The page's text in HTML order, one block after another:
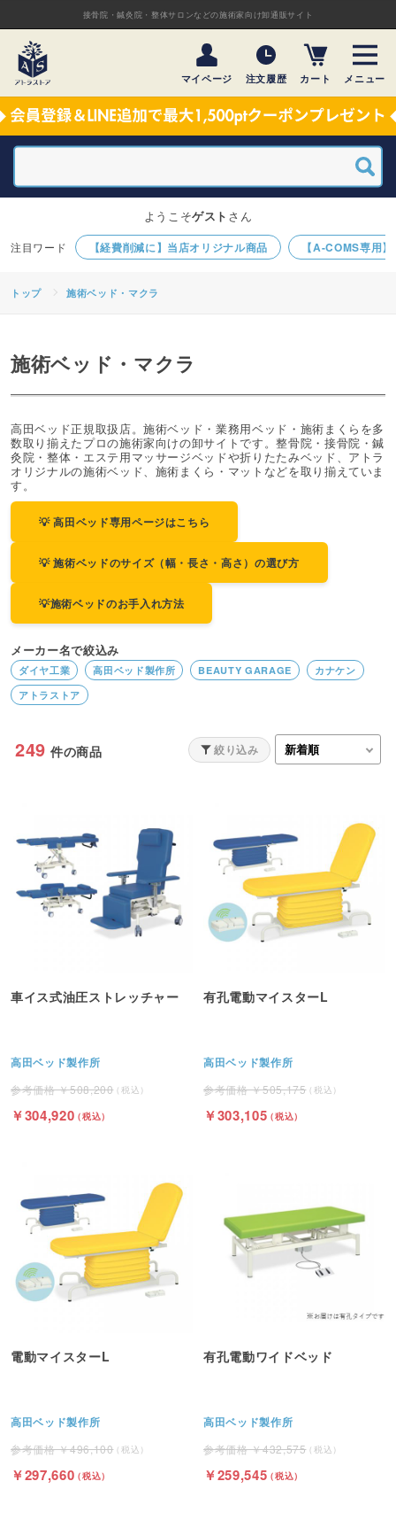
接骨院・鍼灸院・整体サロンなどの施術家向け卸通販サイト
マイページ 注文履歴 カート メニュー
【経費削減に】当店オリジナル商品 【A-COMS専用
ようこそゲスト さん
トップ 施術ベッド・マクラ
施術ベッド・マクラ
高田ベッド正規取扱店。施術ベッド・業務用ベッド・施術まくらを多
数取り揃えたプロの施術家向けの卸サイトです。整骨院・接骨院・鍼
灸院・整体・エステ用マッサージベッドや折りたたみベッド、アトラ
オリジナルの施術ベッド、施術まくら・マットなどを取り揃えていま
す。
💡 高田ベッド専用ページはこちら
💡 施術ベッドのサイズ（幅・長さ・高さ）の選び方
💡施術ベッドのお手入れ方法
メーカー名で絞込み
ダイヤ工業 高田ベッド製作所 BEAUTY GARAGE
カナケン
アトラストア
249 件の商品 絞り込み
車イス式油圧ストレッチャー
高田ベッド製作所
508,200
304,920
有孔電動マイスターL
高田ベッド製作所
505,175
303,105
電動マイスターL
高田ベッド製作所
496,100
297,660
有孔電動ワイドベッド
高田ベッド製作所
432,575
259,545